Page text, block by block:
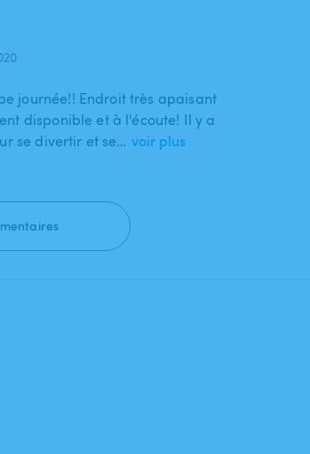
journée!! Endroit très apaisant
disponible et à l'écoute! Il y a
se divertir et se… voir plus